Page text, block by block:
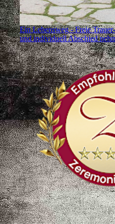
Ein Lebensweg - Freie
und individuell Abschied